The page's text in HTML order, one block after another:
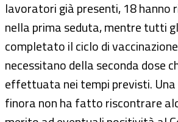
lavoratori già presenti, 18 hanno
nella prima seduta, mentre tutti
completato il ciclo di
necessitano della seconda dose
effettuata nei tempi previsti. Una
finora non ha fatto riscontrare